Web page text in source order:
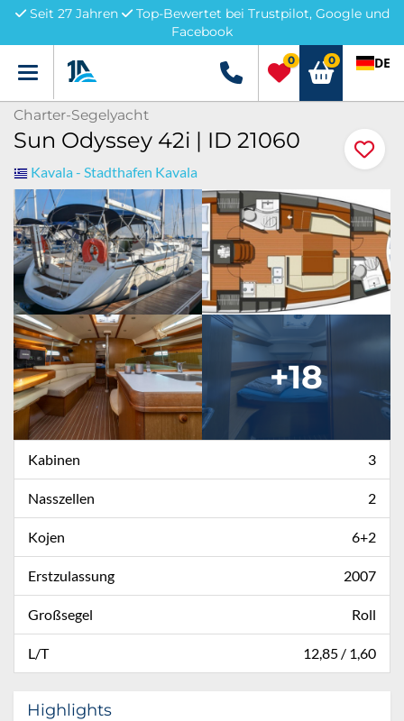
Seit 27 Jahren
Top-Bewertet bei Trustpilot, Google und
Facebook
Menü +49 5741 3222690
0 0 DE
Charter-Segelyacht
Sun Odyssey 42i | ID 21060
Kavala - Stadthafen Kavala
+18
Kabinen 3
Nasszellen 2
Kojen 6+2
Erstzulassung 2007
Großsegel Roll
L/T 12,85 / 1,60
Highlights